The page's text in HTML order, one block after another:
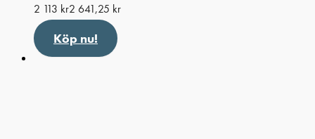
2 113 kr2 641,25 kr
Köp nu!